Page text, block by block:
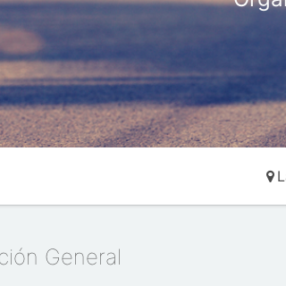
General